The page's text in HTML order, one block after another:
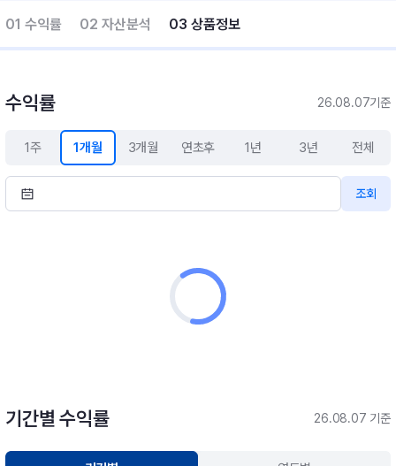
01 수익률 02 자산분석 03 상품정보
수익률 26.08.07기준
1주 1개월 3개월 연초후 1년 3년 전체
조회
기간별 수익률 26.08.07 기준